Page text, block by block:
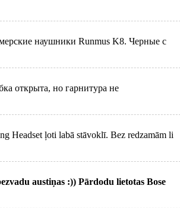
наушники Runmus K8. Черные с
открыта, но гарнитура не
Headset ļoti labā stāvoklī. Bez redzamām li
austiņas :)) Pārdodu lietotas Bose